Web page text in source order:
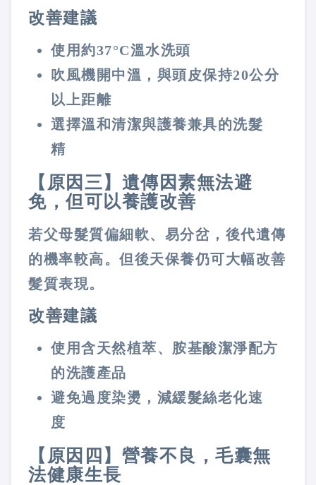
改善建議
使用約37°C溫水洗頭
吹風機開中溫，與頭皮保持20公分
以上距離
選擇溫和清潔與護養兼具的洗髮
精
【原因三】遺傳因素無法避
免，但可以養護改善
若父母髮質偏細軟、易分岔，後代遺傳
的機率較高。但後天保養仍可大幅改善
髮質表現。
改善建議
使用含天然植萃、胺基酸潔淨配方
的洗護產品
避免過度染燙，減緩髮絲老化速
度
【原因四】營養不良，毛囊無
法健康生長